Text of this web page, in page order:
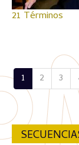
21 Términos
1 2 3